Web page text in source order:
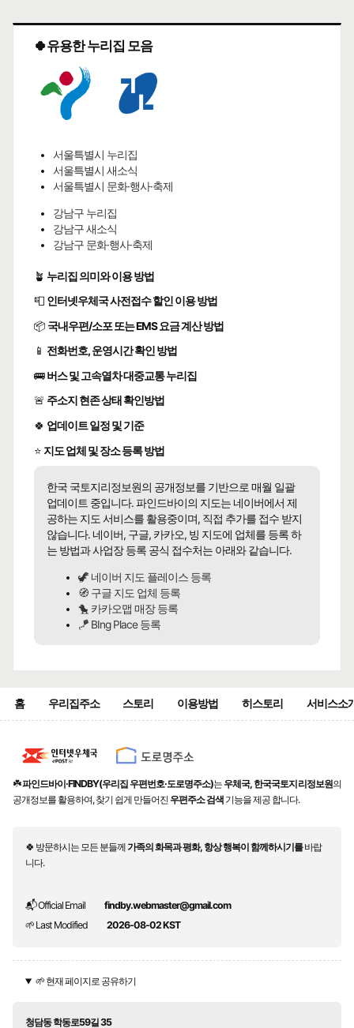
🍀유용한 누리집 모음
서울특별시 누리집
서울특별시 새소식
서울특별시 문화·행사·축제
강남구 누리집
강남구 새소식
강남구 문화·행사·축제
🪴 누리집 의미와 이용 방법
📮 인터넷우체국 사전접수 할인 이용 방법
📦 국내우편/소포 또는 EMS 요금 계산 방법
📱 전화번호, 운영시간 확인 방법
🚌버스 및 고속열차 대중교통 누리집
🚨 주소지 현존 상태 확인방법
🍀 업데이트 일정 및 기준
⭐ 지도 업체 및 장소 등록 방법
한국 국토지리정보원의 공개정보를 기반으로 매월 일괄
업데이트 중입니다. 파인드바이의 지도는 네이버에서 제
공하는 지도 서비스를 활용중이며, 직접 추가를 접수 받지
않습니다. 네이버, 구글, 카카오, 빙 지도에 업체를 등록 하
는 방법과 사업장 등록 공식 접수처는 아래와 같습니다.
🦖 네이버 지도 플레이스 등록
🧭 구글 지도 업체 등록
🐤 카카오맵 매장 등록
🪁 BIng Place 등록
홈 우리집주소 스토리 이용방법 히스토리 서비스소
☘️파인드바이·FINDBY(우리집 우편번호·도로명주소)는 우체국, 한국국토지리정보원의
공개정보를 활용하여, 찾기 쉽게 만들어진 우편주소 검색 기능을 제공 합니다.
🍀 방문하시는 모든 분들께가족의 화목과 평화, 항상 행복이 함께하시기를바랍
니다.
📬 Official Email
findby.webmaster@gmail.com
🌱 Last Modified
2026-08-02 KST
🌱 현재 페이지로 공유하기
청담동 학동로59길 35